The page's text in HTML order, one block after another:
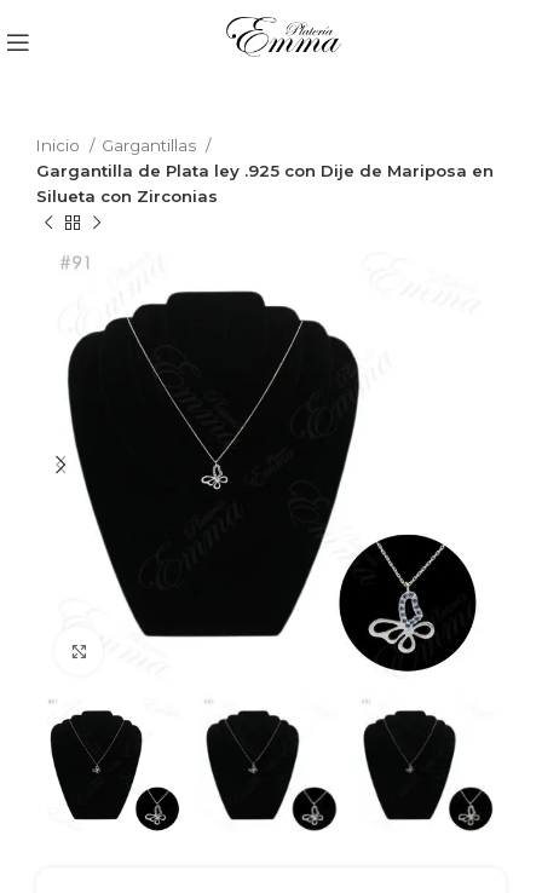
Inicio
Gargantillas
Gargantilla de Plata ley .925 con Dije de Mariposa en
Silueta con Zirconias